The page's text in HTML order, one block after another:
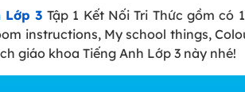
Lớp 3 Tập 1 Kết Nối Tri Thức gồm có
instructions, My school things,
giáo khoa Tiếng Anh Lớp 3 này nhé!